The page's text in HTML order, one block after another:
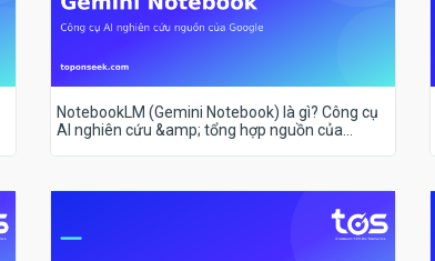
NotebookLM (Gemini Notebook) là gì? Công cụ
AI nghiên cứu &amp; tổng hợp nguồn của